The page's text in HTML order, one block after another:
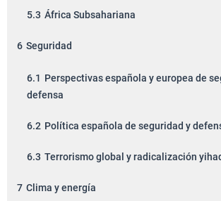
5.3 África Subsahariana
6 Seguridad
6.1 Perspectivas española y europea de
defensa
6.2 Política española de seguridad y
6.3 Terrorismo global y radicalización
7 Clima y energía